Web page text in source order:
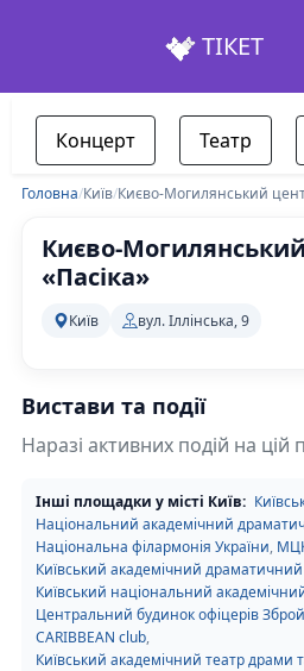
ТІКЕТ
Концерт Театр
Головна/Київ/Києво-Могилянський
Києво-
«Пасіка»
Київ вул. Іллінська, 9
Вистави та події
Наразі активних подій на
Інші площадки у місті Київ:
Національний академічний
Національна філармонія України,
Київський академічний
Київський національний
Центральний будинок офіцерів
CARIBBEAN club,
Київський академічний театр драми